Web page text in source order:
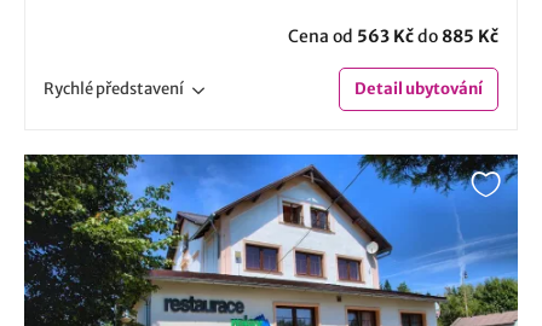
Cena od 563 Kčdo 885 Kč
Rychlépředstavení Detailubytování